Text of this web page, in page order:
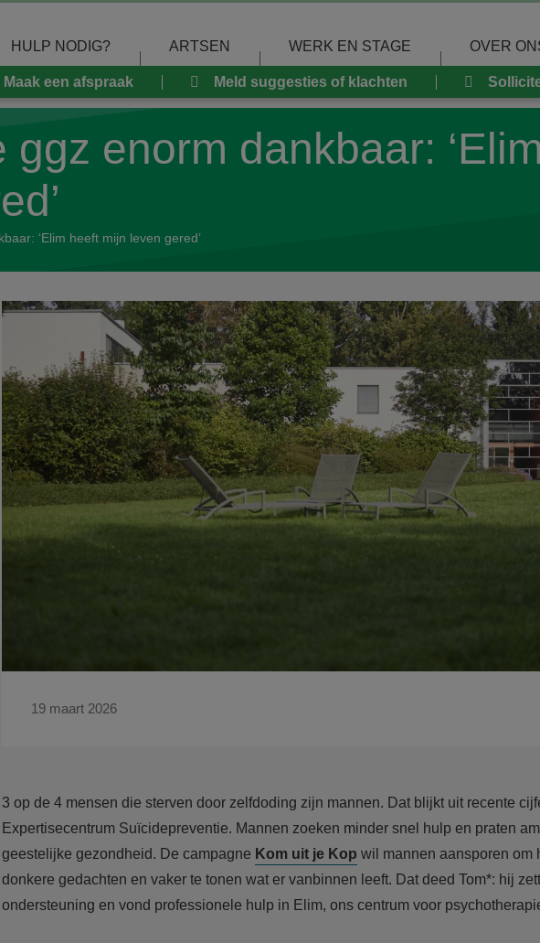
HULP NODIG? ARTSEN WERK EN STAGE OVER
Maak een afspraak Meld suggesties of klachten
ggz enorm dankbaar:
‘Elim heeft mijn leven gered’
19 maart 2026
3 op de 4 mensen die sterven door zelfdoding zijn mannen. Dat blijkt uit recente
Expertisecentrum Suïcidepreventie. Mannen zoeken minder snel hulp en praten
geestelijke gezondheid. De campagne Kom uit je Kop wil mannen aansporen om
donkere gedachten en vaker te tonen wat er vanbinnen leeft. Dat deed Tom*: hij
ondersteuning en vond professionele hulp in Elim, ons centrum voor